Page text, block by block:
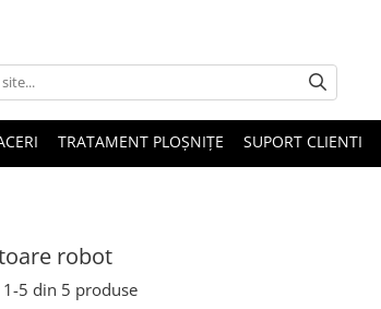
TRATAMENT PLOȘNIȚE SUPORT CLIENTI
robot
1-5 din 5 produse